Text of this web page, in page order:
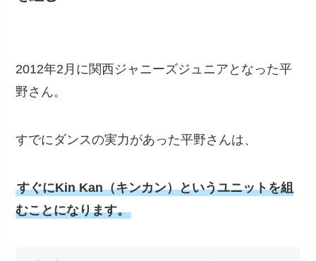
2012年2月に関西ジャニーズジュニアとなった平
野さん。
すでにダンスの実力があった平野さんは、
すぐにKin Kan（キンカン）というユニットを組
むことになります。